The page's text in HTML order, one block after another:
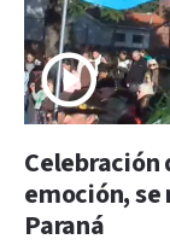
Celebración
emoción, se
Paraná